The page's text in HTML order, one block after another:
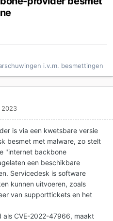
i.v.m. besmettingen
2023
is via een kwetsbare versie
besmet met malware, zo stelt
"internet backbone
een beschikbare
Servicedesk is software
kunnen uitvoeren, zoals
van supporttickets en het
als CVE-2022-47966, maakt